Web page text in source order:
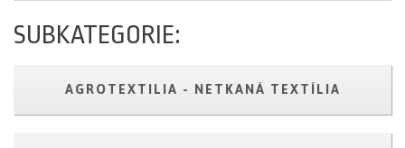
SUBKATEGORIE:
AGROTEXTILIA - NETKANÁ TEXTÍLIA